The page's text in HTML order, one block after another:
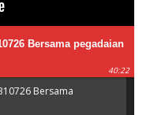
Bersama pegadaian
40:22
Bersama